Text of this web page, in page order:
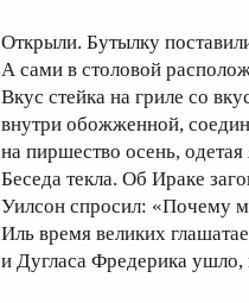
Открыли. Бутылку
А сами в столовой
Вкус стейка на гриле со
внутри обожженной,
на пиршество осень,
Беседа текла. Об Ираке
Уилсон спросил: «Почему
Иль время великих
и Дугласа Фредерика ушло,